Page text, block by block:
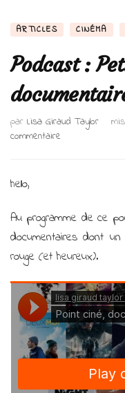
ARTICLES CINÉMA
Podcast :
par Lisa Giraud Taylor
commentaire
documentaires
et
séries…
hello,
Au programme de ce
documentaires dont
rouge (et heureux).